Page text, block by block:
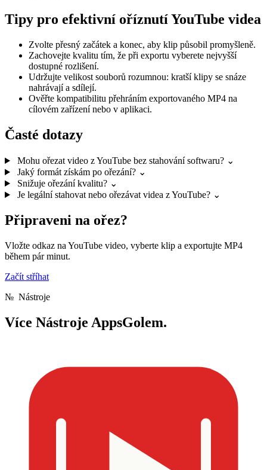
Tipy pro efektivní oříznutí YouTube videa
Zvolte přesný začátek a konec, aby klip působil promyšleně.
Zachovejte kvalitu tím, že při exportu vyberete nejvyšší
dostupné rozlišení.
Udržujte velikost souborů rozumnou: kratší klipy se snáze
nahrávají a sdílejí.
Ověřte kompatibilitu přehráním exportovaného MP4 na
cílovém zařízení nebo v aplikaci.
Časté dotazy
Mohu ořezat video z YouTube bez stahování softwaru? ⌄
Jaký formát získám po ořezání? ⌄
Snižuje ořezání kvalitu? ⌄
Je legální stahovat nebo ořezávat videa z YouTube? ⌄
Připraveni na ořez?
Vložte odkaz na YouTube video, vyberte klip a exportujte MP4
během pár minut.
Začít stříhat
№ Nástroje
Více Nástroje AppsGolem.